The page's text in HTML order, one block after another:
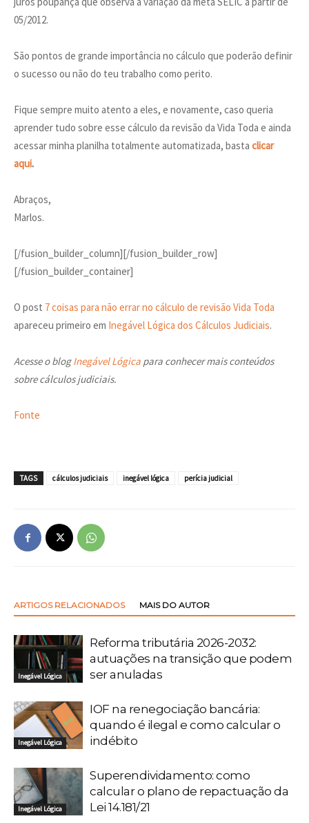
05/2012.
São pontos de grande importância no cálculo que poderão definir
o sucesso ou não do teu trabalho como perito.
Fique sempre muito atento a eles, e novamente, caso queria
aprender tudo sobre esse cálculo da revisão da Vida Toda e ainda
acessar minha planilha totalmente automatizada, basta clicar
aqui.
Abraços,
Marlos.
[/fusion_builder_column][/fusion_builder_row]
[/fusion_builder_container]
O post 7 coisas para não errar no cálculo de revisão Vida Toda
apareceu primeiro em Inegável Lógica dos Cálculos Judiciais.
Acesse o blogInegável Lógica para conhecer mais conteúdos
sobre cálculos judiciais.
Fonte
TAGS cálculos judiciais inegável lógica perícia judicial
ARTIGOS RELACIONADOS MAIS DO AUTOR
Inegável Lógica
Reforma tributária 2026-2032:
autuações na transição que podem
ser anuladas
Inegável Lógica
IOF na renegociação bancária:
quando é ilegal e como calcular o
indébito
Inegável Lógica
Superendividamento: como
calcular o plano de repactuação da
Lei 14.181/21